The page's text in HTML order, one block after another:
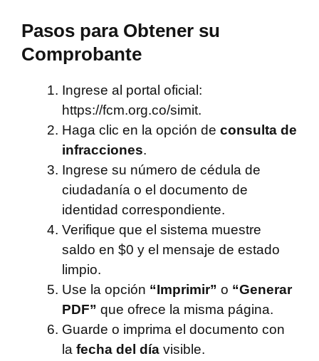
Pasos para Obtener su
Comprobante
Ingrese al portal oficial:
https://fcm.org.co/simit.
Haga clic en la opción de consulta de
infracciones.
Ingrese su número de cédula de
ciudadanía o el documento de
identidad correspondiente.
Verifique que el sistema muestre
saldo en $0 y el mensaje de estado
limpio.
Use la opción “Imprimir” o “Generar
PDF” que ofrece la misma página.
Guarde o imprima el documento con
la fecha del día visible.